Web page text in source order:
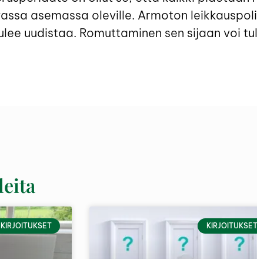
asemassa oleville. Armoton
uudistaa. Romuttaminen sen sijaan voi
KIRJOITUKSET KIRJOITUKSET